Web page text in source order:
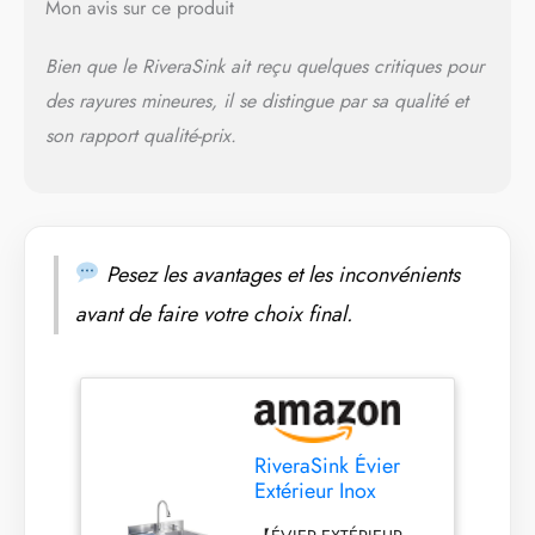
chaque zone de la cuve
reste facilement
accessible. 【GRANDE
de barbecue, seaux,
équipements de
camping ou outils de
et améliore le confort
d'utilisation au
quotidien. 【ACIER
INOXYDABLE ROBUSTE
Mon avis sur ce produit
Bien que le RiveraSink ait reçu quelques critiques pour
des rayures mineures, il se distingue par sa qualité et
son rapport qualité-prix.
Pesez les avantages et les inconvénients
avant de faire votre choix final.
RiveraSink Évier
Extérieur Inox